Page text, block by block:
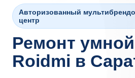
Авторизованный
центр
Ремонт
Roidmi в